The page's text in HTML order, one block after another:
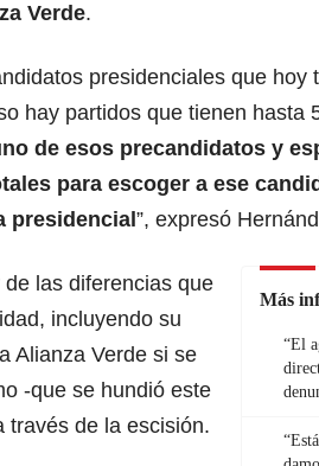
Verde.
presidenciales que hoy
hay partidos que tienen hasta
de esos precandidatos y
para escoger a ese
presidencial ”, expresó
Más
“El
las diferencias que
incluyendo su
Alianza Verde si se
-que se hundió este
través de la escisión.